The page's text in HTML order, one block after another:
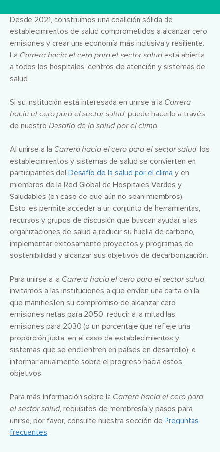
Desde 2021, construimos una coalición sólida de
establecimientos de salud comprometidos a alcanzar cero
emisiones y crear una economía más inclusiva y resiliente.
La Carrera hacia el cero para el sector saludestá abierta
a todos los hospitales, centros de atención y sistemas de
salud.
Si su institución está interesada en unirse a la Carrera
hacia el cero para el sector salud, puede hacerlo a través
de nuestro Desafío de la salud por el clima.
Al unirse a la Carrera hacia el cero para el sector salud, los
establecimientos y sistemas de salud se convierten en
participantes del Desafío de la salud por el clima y en
miembros de la Red Global de Hospitales Verdes y
Saludables (en caso de que aún no sean miembros).
Esto les permite acceder a un conjunto de herramientas,
recursos y grupos de discusión que buscan ayudar a las
organizaciones de salud a reducir su huella de carbono,
implementar exitosamente proyectos y programas de
sostenibilidad y alcanzar sus objetivos de decarbonización.
Para unirse a la Carrera hacia el cero para el sector salud,
invitamos a las instituciones a que envíen una carta en la
que manifiesten su compromiso de alcanzar cero
emisiones netas para 2050, reducir a la mitad las
emisiones para 2030 (o un porcentaje que refleje una
proporción justa, en el caso de establecimientos y
sistemas que se encuentren en países en desarrollo), e
informar anualmente sobre el progreso hacia estos
objetivos.
Para más información sobre la Carrera hacia el cero para
el sector salud, requisitos de membresía y pasos para
unirse, por favor, consulte nuestra sección de Preguntas
frecuentes.